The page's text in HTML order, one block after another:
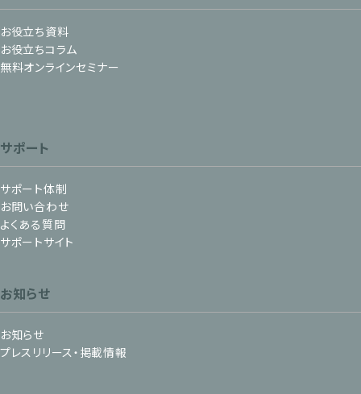
お役立ち資料
お役立ちコラム
無料オンラインセミナー
サポート
サポート体制
お問い合わせ
よくある質問
サポートサイト
お知らせ
お知らせ
プレスリリース・掲載情報